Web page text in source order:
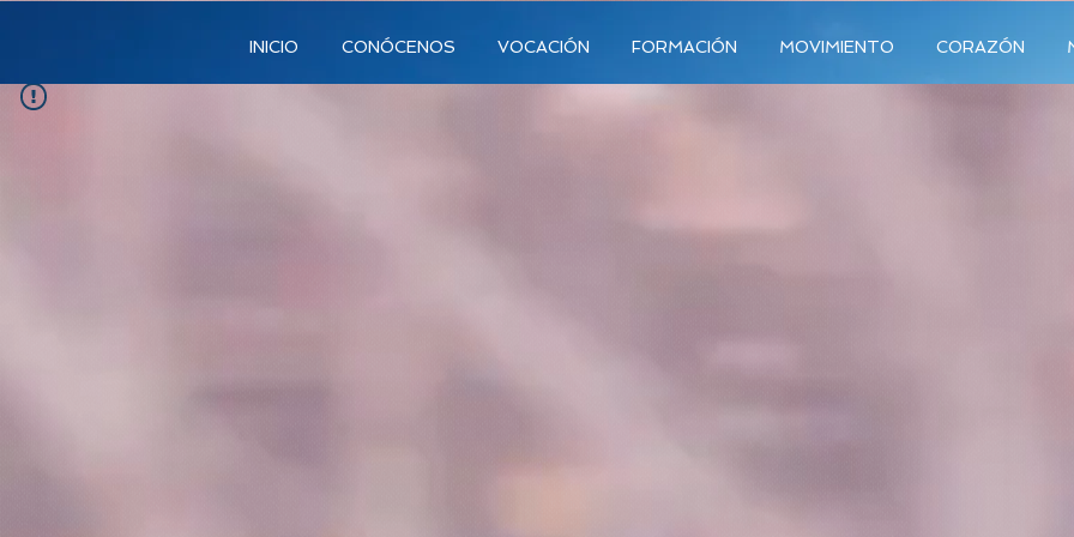
INICIO CONÓCENOS VOCACIÓN FORMACIÓN MOVIMIENTO CORAZÓN